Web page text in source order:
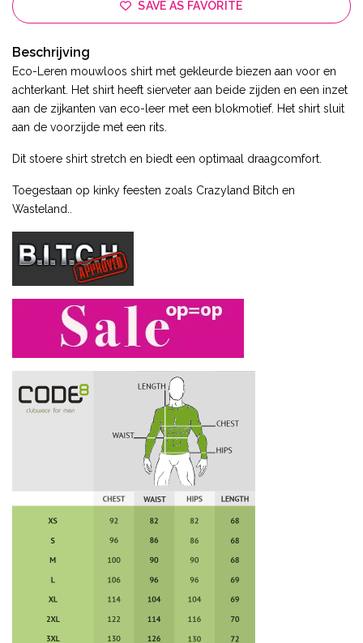
SAVE AS FAVORITE
Beschrijving
Eco-Leren mouwloos shirt met gekleurde biezen aan voor en
achterkant. Het shirt heeft sierveter aan beide zijden en een inzet
aan de zijkanten van eco-leer met een blokmotief. Het shirt sluit
aan de voorzijde met een rits.
Dit stoere shirt stretch en biedt een optimaal draagcomfort.
Toegestaan op kinky feesten zoals Crazyland Bitch en
Wasteland..